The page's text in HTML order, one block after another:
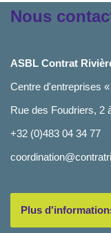
Nous
ASBL Contrat
Centre d'entreprises
Rue des Foudriers, 2
+32 (0)483 04 34 77
Plus